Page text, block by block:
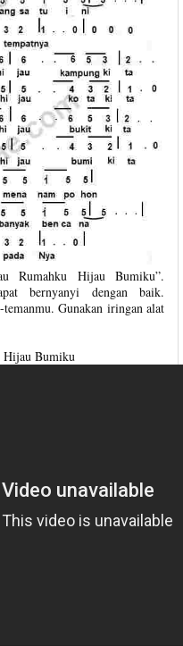
Rumahku Hijau Bumiku”.
bernyanyi dengan baik.
Gunakan iringan alat
Bumiku